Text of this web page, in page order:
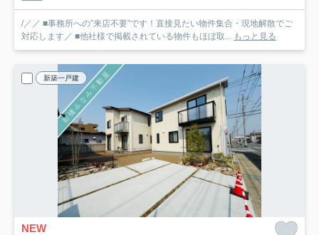
/／／ ■事務所への”来店不要”です！直接見たい物件集合・現地解散でご
対応します／ ■他社様で掲載されている物件もほぼ取...
もっと見る
新築一戸建
NEW